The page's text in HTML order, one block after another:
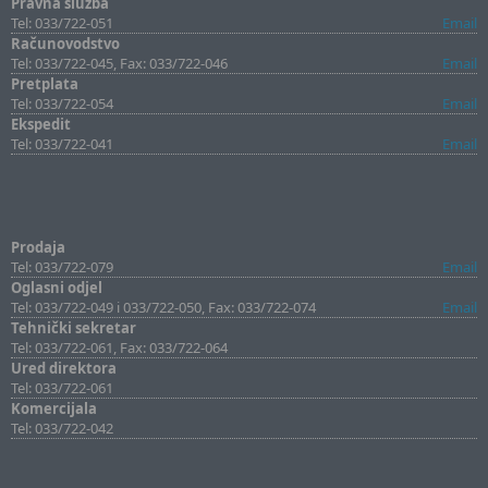
Tel: 033/722-051
Email
Računovodstvo
Tel: 033/722-045, Fax: 033/722-046
Email
Pretplata
Tel: 033/722-054
Email
Ekspedit
Tel: 033/722-041
Email
Prodaja
Tel: 033/722-079
Email
Oglasni odjel
Tel: 033/722-049 i 033/722-050, Fax: 033/722-074
Email
Tehnički sekretar
Tel: 033/722-061, Fax: 033/722-064
Ured direktora
Tel: 033/722-061
Komercijala
Tel: 033/722-042